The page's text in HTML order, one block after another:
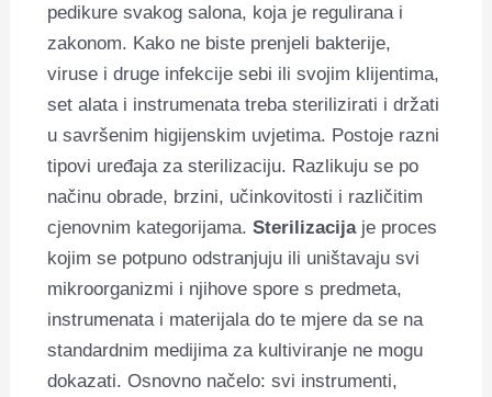
pedikure svakog salona, koja je regulirana i
zakonom. Kako ne biste prenjeli bakterije,
viruse i druge infekcije sebi ili svojim klijentima,
set alata i instrumenata treba sterilizirati i držati
u savršenim higijenskim uvjetima. Postoje razni
tipovi uređaja za sterilizaciju. Razlikuju se po
načinu obrade, brzini, učinkovitosti i različitim
cjenovnim kategorijama.Sterilizacijaje proces
kojim se potpuno odstranjuju ili uništavaju svi
mikroorganizmi i njihove spore s predmeta,
instrumenata i materijala do te mjere da se na
standardnim medijima za kultiviranje ne mogu
dokazati. Osnovno načelo: svi instrumenti,